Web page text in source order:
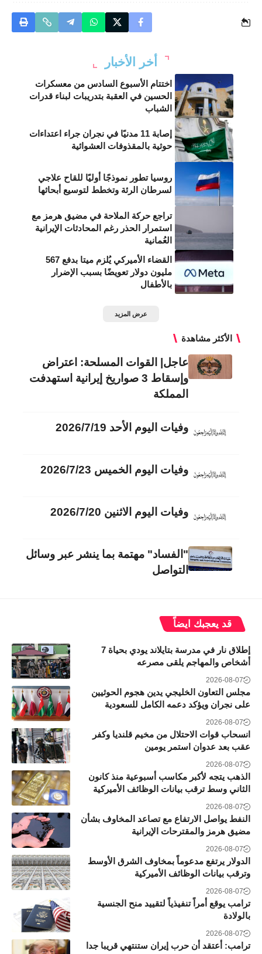
أخر الأخبار
اختتام الأسبوع السادس من معسكرات
الحسين في العقبة بتدريبات لبناء قدرات
الشباب
إصابة 11 مدنيًا في نجران جراء اعتداءات
حوثية بالمقذوفات العشوائية
روسيا تطور نموذجًا أوليًا للقاح علاجي
لسرطان الرئة وتخطط لتوسيع أبحاثها
تراجع حركة الملاحة في مضيق هرمز مع
استمرار الحذر رغم المحادثات الإيرانية
العُمانية
القضاء الأميركي يُلزم ميتا بدفع 567
مليون دولار تعويضًا بسبب الإضرار
بالأطفال
عرض المزيد
الأكثر مشاهدة
عاجل| القوات المسلحة: اعتراض
وإسقاط 3 صواريخ إيرانية استهدفت
المملكة
وفيات اليوم الأحد 2026/7/19
وفيات اليوم الخميس 2026/7/23
وفيات اليوم الاثنين 2026/7/20
"الفساد" مهتمة بما ينشر عبر وسائل
التواصل
قد يعجبك ايضاً
إطلاق نار في مدرسة بتايلاند يودي بحياة 7
أشخاص والمهاجم يلقى مصرعه
2026-08-07
مجلس التعاون الخليجي يدين هجوم الحوثيين
على نجران ويؤكد دعمه الكامل للسعودية
2026-08-07
انسحاب قوات الاحتلال من مخيم قلنديا وكفر
عقب بعد عدوان استمر يومين
2026-08-07
الذهب يتجه لأكبر مكاسب أسبوعية منذ كانون
الثاني وسط ترقب بيانات الوظائف الأميركية
2026-08-07
النفط يواصل الارتفاع مع تصاعد المخاوف بشأن
مضيق هرمز والمقترحات الإيرانية
2026-08-07
الدولار يرتفع مدعوماً بمخاوف الشرق الأوسط
وترقب بيانات الوظائف الأميركية
2026-08-07
ترامب يوقع أمراً تنفيذياً لتقييد منح الجنسية
بالولادة
2026-08-07
ترامب: أعتقد أن حرب إيران ستنتهي قريبا جدا